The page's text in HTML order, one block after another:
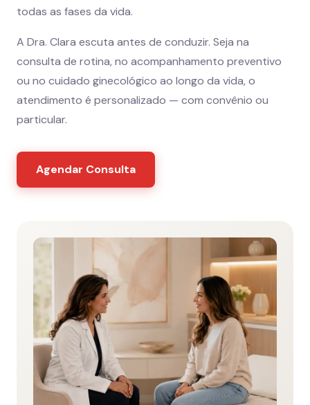
todas as fases da vida.
A Dra. Clara escuta antes de conduzir. Seja na
consulta de rotina, no acompanhamento preventivo
ou no cuidado ginecológico ao longo da vida, o
atendimento é personalizado — com convênio ou
particular.
Agendar Consulta